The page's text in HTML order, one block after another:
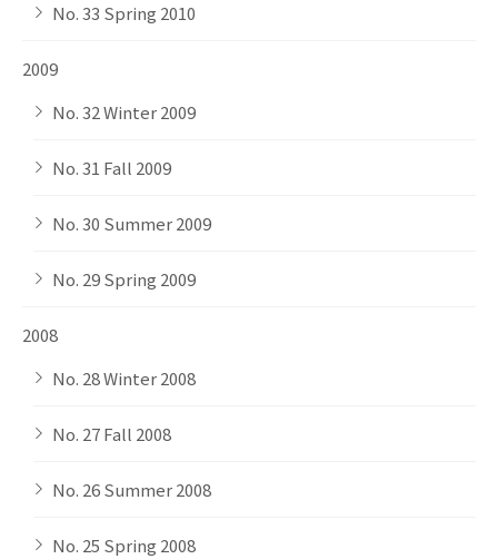
No. 33 Spring 2010
2009
No. 32 Winter 2009
No. 31 Fall 2009
No. 30 Summer 2009
No. 29 Spring 2009
2008
No. 28 Winter 2008
No. 27 Fall 2008
No. 26 Summer 2008
No. 25 Spring 2008